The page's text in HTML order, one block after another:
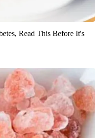
Read This Before It's